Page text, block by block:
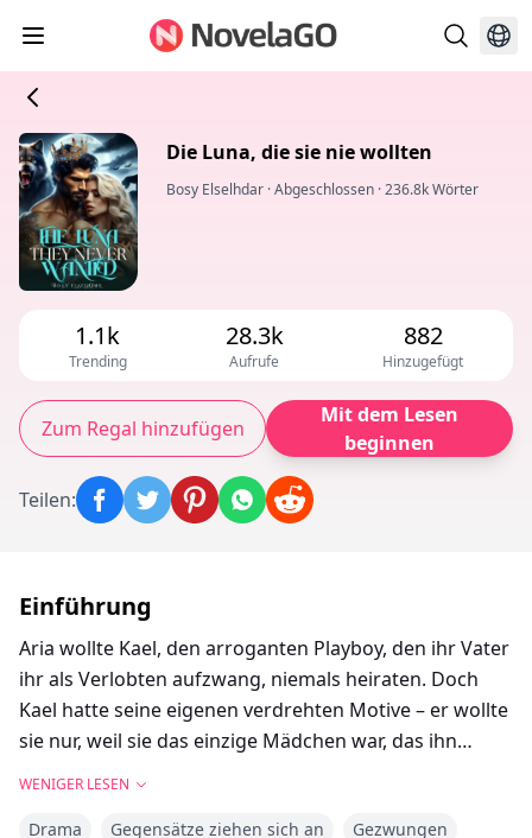
Die Luna, die sie nie wollten
Bosy Elselhdar ·Abgeschlossen ·236.8k Wörter
1.1k
Trending
28.3k
Aufrufe
882
Hinzugefügt
Zum Regal hinzufügen
Mit dem Lesen
beginnen
Teilen:
Einführung
Aria wollte Kael, den arroganten Playboy, den ihr Vater
ihr als Verlobten aufzwang, niemals heiraten. Doch
Kael hatte seine eigenen verdrehten Motive – er wollte
sie nur, weil sie das einzige Mädchen war, das ihn
WENIGER LESEN
Drama Gegensätze ziehen sich an
Gezwungen